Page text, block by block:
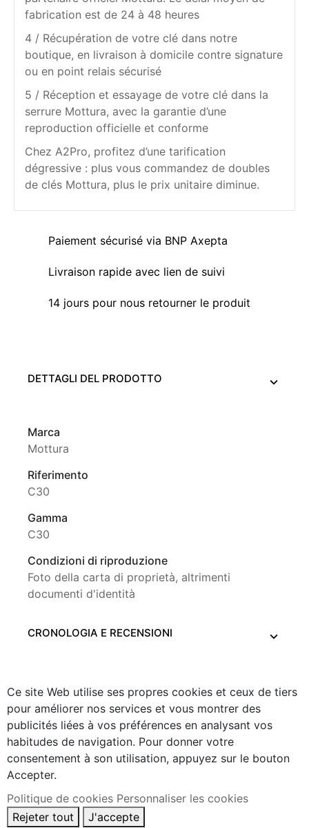
fabrication est de 24 à 48 heures
4 / Récupération de votre clé dans notre
boutique, en livraison à domicile contre signature
ou en point relais sécurisé
5 / Réception et essayage de votre clé dans la
serrure Mottura, avec la garantie d’une
reproduction officielle et conforme
Chez A2Pro, profitez d’une tarification
dégressive : plus vous commandez de doubles
de clés Mottura, plus le prix unitaire diminue.
Paiement sécurisé via BNP Axepta
Livraison rapide avec lien de suivi
14 jours pour nous retourner le produit
DETTAGLI DEL PRODOTTO
Marca
Mottura
Riferimento
C30
Gamma
C30
Condizioni di riproduzione
Foto della carta di proprietà, altrimenti
documenti d'identità
CRONOLOGIA E RECENSIONI
Ce site Web utilise ses propres cookies et ceux de tiers
pour améliorer nos services et vous montrer des
publicités liées à vos préférences en analysant vos
habitudes de navigation. Pour donner votre
consentement à son utilisation, appuyez sur le bouton
Accepter.
Politique de cookies Personnaliser les cookies
Rejeter tout
J'accepte